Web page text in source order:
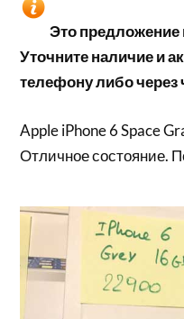
Это предложение
Уточните наличие и
телефону либо через
Apple iPhone 6 Space
Отличное состояние.